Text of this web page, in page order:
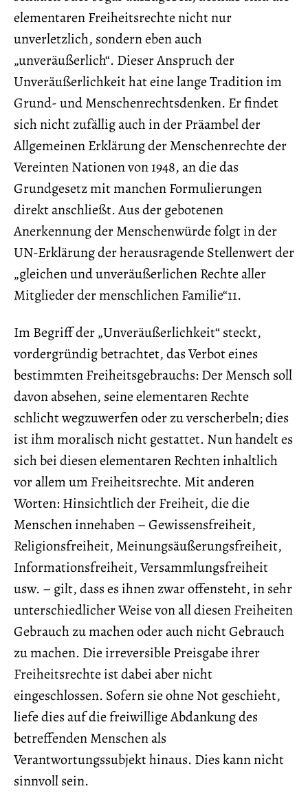
elementaren Freiheitsrechte nicht nur
unverletzlich, sondern eben auch
„unveräußerlich“. Dieser Anspruch der
Unveräußerlichkeit hat eine lange Tradition im
Grund- und Menschenrechtsdenken. Er findet
sich nicht zufällig auch in der Präambel der
Allgemeinen Erklärung der Menschenrechte der
Vereinten Nationen von 1948, an die das
Grundgesetz mit manchen Formulierungen
direkt anschließt. Aus der gebotenen
Anerkennung der Menschenwürde folgt in der
UN-Erklärung der herausragende Stellenwert der
„gleichen und unveräußerlichen Rechte aller
Mitglieder der menschlichen Familie“11.
Im Begriff der „Unveräußerlichkeit“ steckt,
vordergründig betrachtet, das Verbot eines
bestimmten Freiheitsgebrauchs: Der Mensch soll
davon absehen, seine elementaren Rechte
schlicht wegzuwerfen oder zu verscherbeln; dies
ist ihm moralisch nicht gestattet. Nun handelt es
sich bei diesen elementaren Rechten inhaltlich
vor allem um Freiheitsrechte. Mit anderen
Worten: Hinsichtlich der Freiheit, die die
Menschen innehaben – Gewissensfreiheit,
Religionsfreiheit, Meinungsäußerungsfreiheit,
Informationsfreiheit, Versammlungsfreiheit
usw. – gilt, dass es ihnen zwar offensteht, in sehr
unterschiedlicher Weise von all diesen Freiheiten
Gebrauch zu machen oder auch nicht Gebrauch
zu machen. Die irreversible Preisgabe ihrer
Freiheitsrechte ist dabei aber nicht
eingeschlossen. Sofern sie ohne Not geschieht,
liefe dies auf die freiwillige Abdankung des
betreffenden Menschen als
Verantwortungssubjekt hinaus. Dies kann nicht
sinnvoll sein.